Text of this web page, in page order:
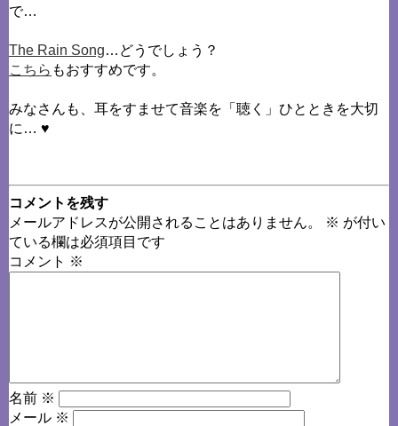
で…
The Rain Song…どうでしょう？
こちら もおすすめです。
みなさんも、耳をすませて音楽を「聴く」ひとときを大切
に… ♥
コメントを残す
メールアドレスが公開されることはありません。
※ が付い
ている欄は必須項目です
コメント ※
名前 ※
メール ※